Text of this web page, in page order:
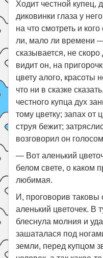
Ходит честной купец,
диковинки глаза у
на что смотреть и
ли, мало ли времени
сказывается, не
видит он, на
цвету алого, красоты
что ни в сказке
честного купца дух
тому цветку; запах от
струя бежит;
возговорил он
— Вот аленький
белом свете, о каком
любимая.
И, проговорив
аленький цветочек. В
блеснула молния и
зашаталася под
земли, перед купцом